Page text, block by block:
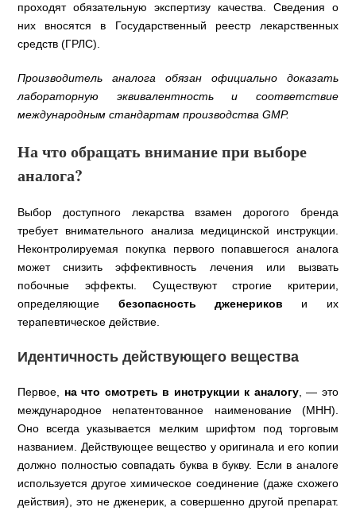
проходят обязательную экспертизу качества. Сведения о
них вносятся в Государственный реестр лекарственных
средств (ГРЛС).
Производитель аналога обязан официально доказать
лабораторную эквивалентность и соответствие
международным стандартам производства GMP.
На что обращать внимание при выборе
аналога?
Выбор доступного лекарства взамен дорогого бренда
требует внимательного анализа медицинской инструкции.
Неконтролируемая покупка первого попавшегося аналога
может снизить эффективность лечения или вызвать
побочные эффекты. Существуют строгие критерии,
определяющие безопасность дженериков и их
терапевтическое действие.
Идентичность действующего вещества
Первое, на что смотреть в инструкции к аналогу, — это
международное непатентованное наименование (МНН).
Оно всегда указывается мелким шрифтом под торговым
названием. Действующее вещество у оригинала и его копии
должно полностью совпадать буква в букву. Если в аналоге
используется другое химическое соединение (даже схожего
действия), это не дженерик, а совершенно другой препарат.